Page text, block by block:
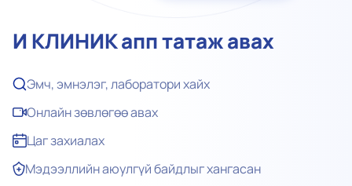
И КЛИНИК апп татаж авах
Эмч, эмнэлэг, лаборатори хайх
Онлайн зөвлөгөө авах
Цаг захиалах
Мэдээллийн аюулгүй байдлыг хангасан